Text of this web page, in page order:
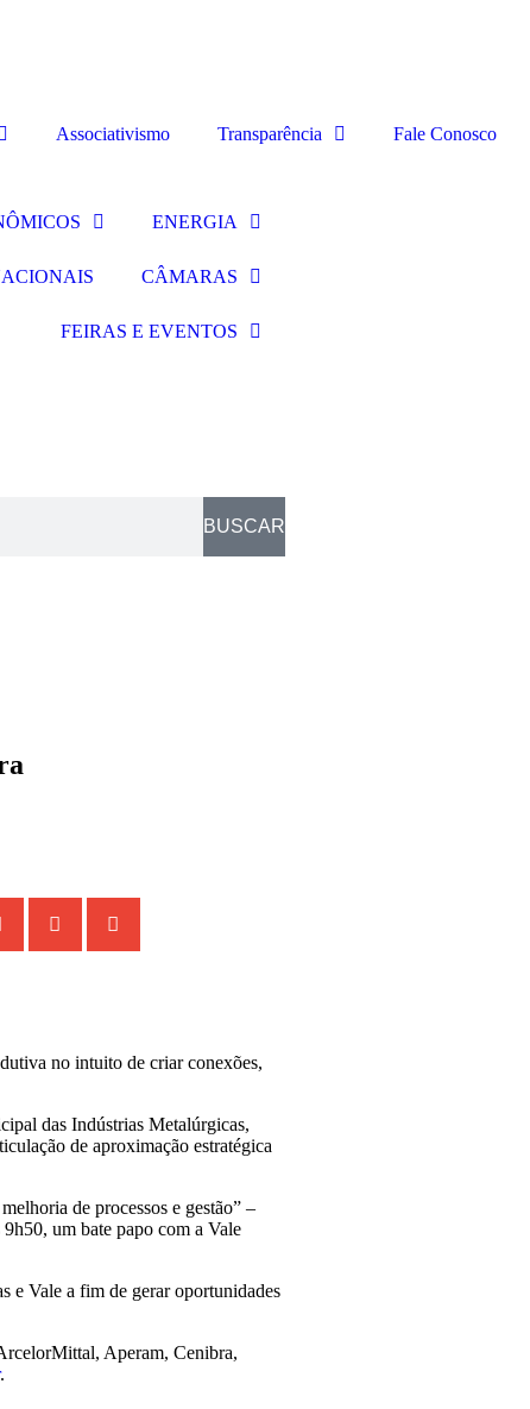
Associativismo Transparência Fale Conosco
ENERGIA
CÂMARAS
FEIRAS E EVENTOS
BUSCAR
no intuito de criar conexões,
das Indústrias Metalúrgicas,
de aproximação estratégica
de processos e gestão” –
um bate papo com a Vale
e Vale a fim de gerar oportunidades
Aperam, Cenibra,
.